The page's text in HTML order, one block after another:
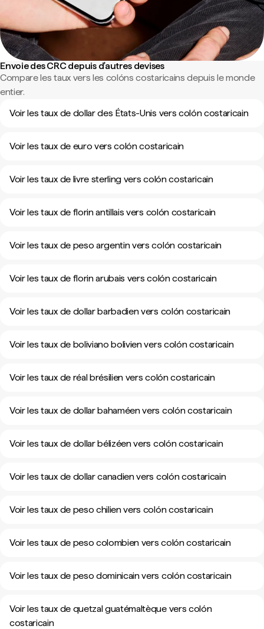
Envoie des CRC depuis d'autres devises
Compare les taux vers les colóns costaricains depuis le monde
entier.
Voir les taux de dollar des États-Unis vers colón costaricain
Voir les taux de euro vers colón costaricain
Voir les taux de livre sterling vers colón costaricain
Voir les taux de florin antillais vers colón costaricain
Voir les taux de peso argentin vers colón costaricain
Voir les taux de florin arubais vers colón costaricain
Voir les taux de dollar barbadien vers colón costaricain
Voir les taux de boliviano bolivien vers colón costaricain
Voir les taux de réal brésilien vers colón costaricain
Voir les taux de dollar bahaméen vers colón costaricain
Voir les taux de dollar bélizéen vers colón costaricain
Voir les taux de dollar canadien vers colón costaricain
Voir les taux de peso chilien vers colón costaricain
Voir les taux de peso colombien vers colón costaricain
Voir les taux de peso dominicain vers colón costaricain
Voir les taux de quetzal guatémaltèque vers colón
costaricain